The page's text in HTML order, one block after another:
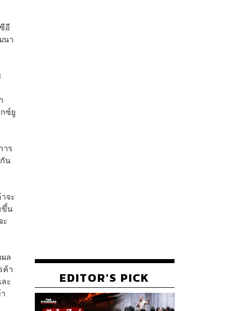
อี
นา
ซ์ยู
าร
น
จะ
ขึ้น
ล
ค้า
ะ
EDITOR'S PICK